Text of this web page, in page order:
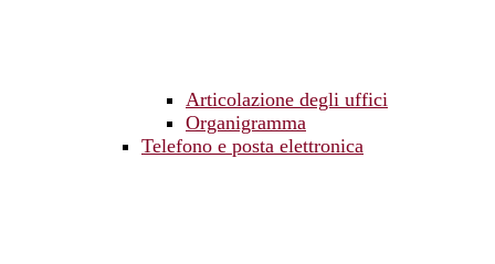
Articolazione degli uffici
Organigramma
Telefono e posta elettronica